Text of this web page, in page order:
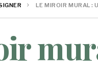
LE MIROIR MURAL :